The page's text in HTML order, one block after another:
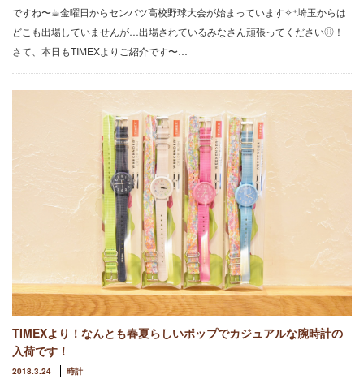
ですね〜☕︎金曜日からセンバツ高校野球大会が始まっています✧⁺埼玉からは
どこも出場していませんが…出場されているみなさん頑張ってください⚾︎！
さて、本日もTIMEXよりご紹介です〜…
TIMEXより！なんとも春夏らしいポップでカジュアルな腕時計の
入荷です！
2018.3.24 時計